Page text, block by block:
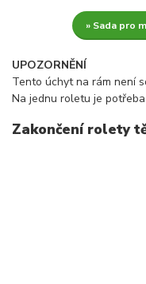
» Sada pro
UPOZORNĚNÍ
Tento úchyt na rám není
Na jednu roletu je
Zakončení rolety